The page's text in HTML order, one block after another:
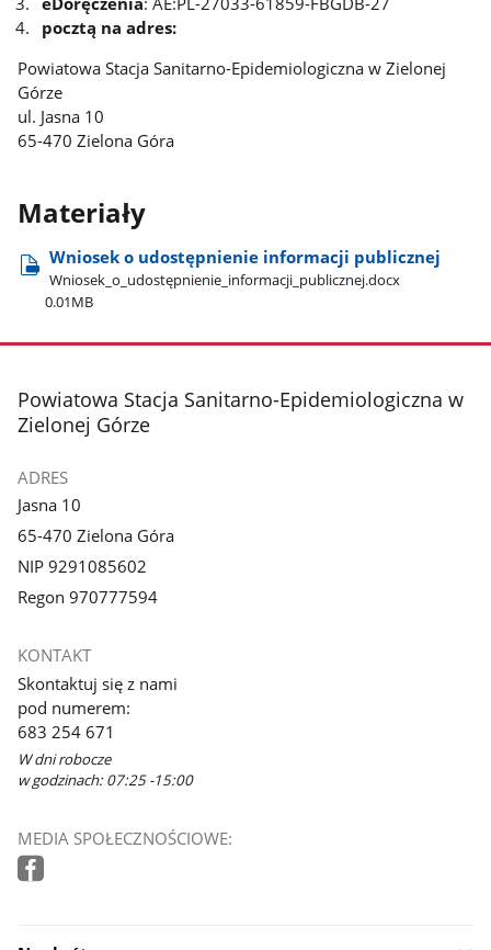
pocztą na adres:
Powiatowa Stacja Sanitarno-Epidemiologiczna w Zielonej
Górze
ul. Jasna 10
65-470 Zielona Góra
Materiały
Wniosek o udostępnienie informacji publicznej
Wniosek​_o​_udostępnienie​_informacji​_publicznej.docx
0.01MB
stopka
Powiatowa Stacja Sanitarno-Epidemiologiczna w
Zielonej Górze
ADRES
Jasna 10
65-470 Zielona Góra
NIP 9291085602
Regon 970777594
KONTAKT
Skontaktuj się z nami
pod numerem:
683 254 671
W dni robocze
w godzinach: 07:25 -15:00
MEDIA SPOŁECZNOŚCIOWE: